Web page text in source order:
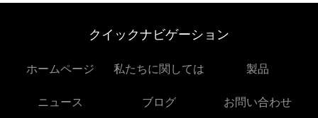
クイックナビゲーション
ホームページ 私たちに関しては 製品
ニュース ブログ お問い合わせ